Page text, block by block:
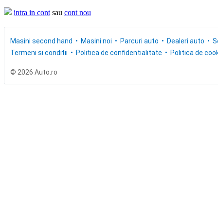
intra in cont sau cont nou
Masini second hand Masini noi Parcuri auto Dealeri auto
Termeni si conditii
Politica de confidentialitate Politica de
© 2026 Auto.ro